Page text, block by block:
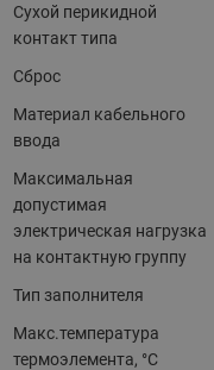
Сухой перикидной
контакт типа
Сброс
Материал кабельного
ввода
Максимальная
допустимая
электрическая нагрузка
на контактную группу
Тип заполнителя
Макс.температура
термоэлемента, °C